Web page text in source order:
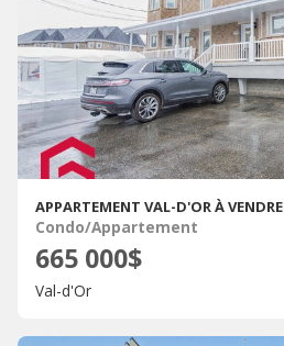
APPARTEMENT VAL-D'OR À VENDRE
Condo/Appartement
665 000$
Val-d'Or